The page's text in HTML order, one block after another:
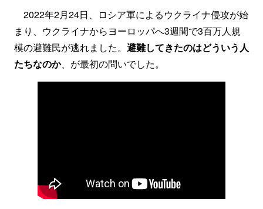
2022年2月24日、ロシア軍によるウクライナ侵攻が始
まり、ウクライナからヨーロッパへ3週間で3百万人規
模の避難民が逃れました。 避難してきたのはどういう人
たちなのか、が最初の問いでした。